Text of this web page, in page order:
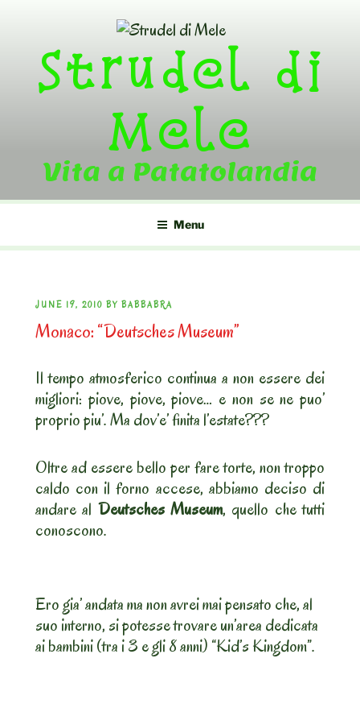
contentStrudel di
Mele
Vita a Patatolandia
Menu
POSTED
ON
JUNE 19, 2010 BY BABBABRA
Monaco: “Deutsches Museum”
Il tempo atmosferico continua a non essere dei
migliori: piove, piove, piove… e non se ne puo’
proprio piu’. Ma dov’e’ finita l’estate???
Oltre ad essere bello per fare torte, non troppo
caldo con il forno accese, abbiamo deciso di
andare al Deutsches Museum, quello che tutti
conoscono.
Ero gia’ andata ma non avrei mai pensato che, al
suo interno, si potesse trovare un’area dedicata
ai bambini (tra i 3 e gli 8 anni) “Kid’s Kingdom”.